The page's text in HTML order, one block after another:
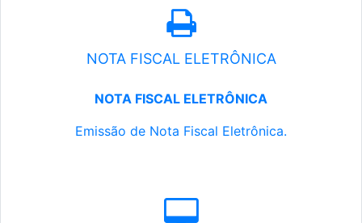
NOTA FISCAL ELETRÔNICA
NOTA FISCAL ELETRÔNICA
Emissão de Nota Fiscal Eletrônica.